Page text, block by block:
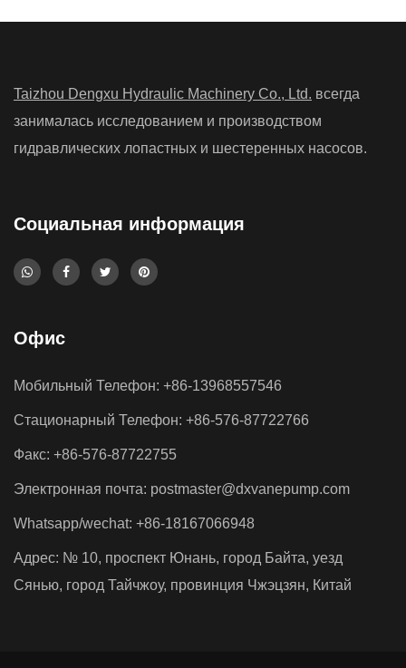
Taizhou Dengxu Hydraulic Machinery Co., Ltd. всегда
занималась исследованием и производством
гидравлических лопастных и шестеренных насосов.
Социальная информация
Офис
Мобильный Телефон: +86-13968557546
Стационарный Телефон: +86-576-87722766
Факс: +86-576-87722755
Электронная почта: postmaster@dxvanepump.com
Whatsapp/wechat: +86-18167066948
Адрес: № 10, проспект Юнань, город Байта, уезд
Сянью, город Тайчжоу, провинция Чжэцзян, Китай